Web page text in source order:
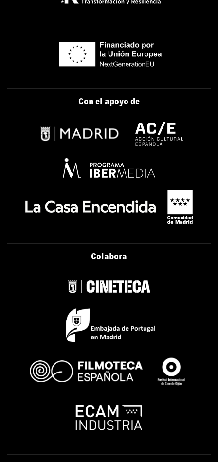
Con el apoyo de
Colabora